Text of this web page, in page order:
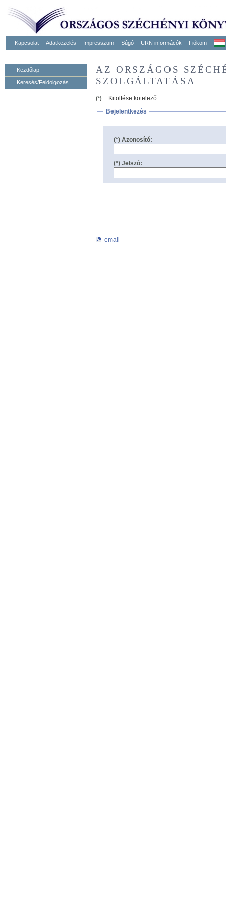
Kapcsolat Adatkezelés Impresszum Súgó URN informácók Fiókom
Kezdőlap
Keresés/Feldolgozás
AZ ORSZÁGOS
SZOLGÁLTATÁSA
(*)
Kitöltése kötelező
Bejelentkezés
(*) Azonosító:
(*) Jelszó:
email